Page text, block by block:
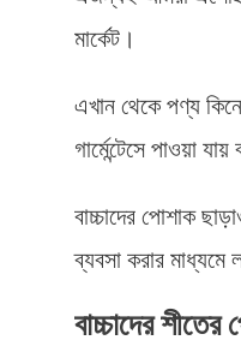
মার্কেট।
এখান থেকে পণ্য
গার্মেন্টেসে পাওয়া
বাচ্চাদের পোশাক
ব্যবসা করার মাধ্যমে
বাচ্চাদের